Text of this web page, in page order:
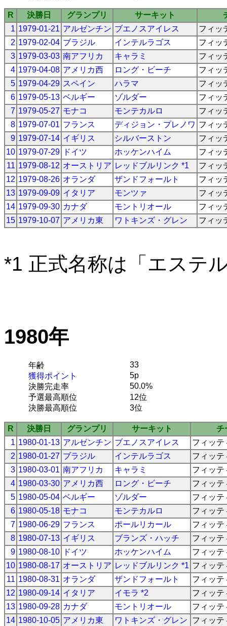
R 決勝日 グランプリ サーキット
1 1979-01-21 アルゼンチン ブエノスアイレス
フィッ
2 1979-02-04 ブラジル インテルラゴス
フィッ
3 1979-03-03 南アフリカ キャラミ
フィッ
4 1979-04-08 アメリカ西 ロング・ビーチ
フィッ
5 1979-04-29 スペイン ハラマ
フィッ
6 1979-05-13 ベルギー ゾルダー
フィッ
7 1979-05-27 モナコ モンテカルロ
フィッ
8 1979-07-01 フランス ディジョン・プレノワ フィッ
9 1979-07-14 イギリス シルバーストン
フィッ
10 1979-07-29 ドイツ ホッケンハイム
フィッ
11 1979-08-12 オーストリア レッドブルリンク *1
フィッ
12 1979-08-26 オランダ ザンドフォールト
フィッ
13 1979-09-09 イタリア モンツァ
フィッ
14 1979-09-30 カナダ モントリオール
フィッ
15 1979-10-07 アメリカ東 ワトキンズ・グレン フィッ
*1 正式名称は「エステ
1980年
年齢
33
獲得ポイント
5p
決勝完走率
50.0%
予選最高順位
12位
決勝最高順位
3位
R 決勝日 グランプリ サーキット
チ
1 1980-01-13 アルゼンチン ブエノスアイレス
フィッテ
2 1980-01-27 ブラジル インテルラゴス
フィッテ
3 1980-03-01 南アフリカ キャラミ
フィッテ
4 1980-03-30 アメリカ西 ロング・ビーチ
フィッテ
5 1980-05-04 ベルギー ゾルダー
フィッテ
6 1980-05-18 モナコ モンテカルロ
フィッテ
7 1980-06-29 フランス ポールリカール
フィッテ
8 1980-07-13 イギリス ブランズ・ハッチ
フィッテ
9 1980-08-10 ドイツ ホッケンハイム
フィッテ
10 1980-08-17 オーストリア レッドブルリンク *1 フィッテ
11 1980-08-31 オランダ ザンドフォールト
フィッテ
12 1980-09-14 イタリア イモラ *2
フィッテ
13 1980-09-28 カナダ モントリオール
フィッテ
14 1980-10-05 アメリカ東 ワトキンズ・グレン フィッテ